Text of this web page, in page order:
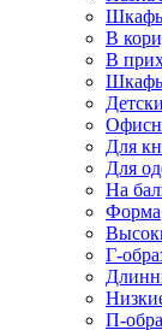
В
В
Для
Для
На
Форма
Г-
П-